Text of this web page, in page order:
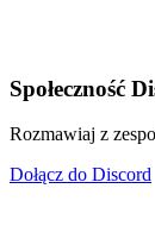
Społeczność
Rozmawiaj z
Dołącz do Discord